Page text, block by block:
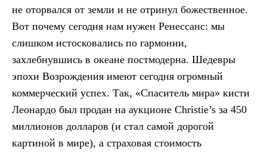
не оторвался от земли и не отринул божественное.
Вот почему сегодня нам нужен Ренессанс: мы
слишком истосковались по гармонии,
захлебнувшись в океане постмодерна. Шедевры
эпохи Возрождения имеют сегодня огромный
коммерческий успех. Так, «Спаситель мира» кисти
Леонардо был продан на аукционе Christie’s за 450
миллионов долларов (и стал самой дорогой
картиной в мире), а страховая стоимость